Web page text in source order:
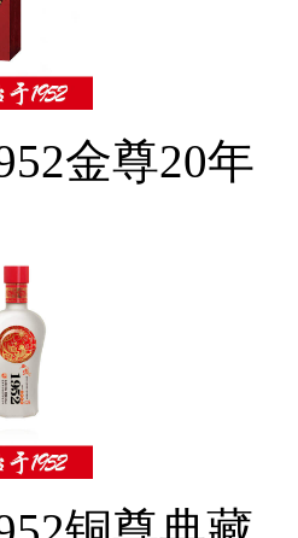
金尊20年